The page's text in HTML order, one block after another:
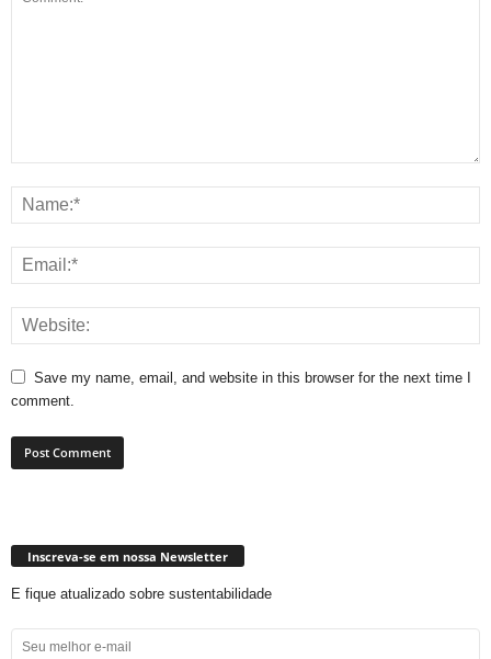
Save my name, email, and website in this browser for the next time I
comment.
Inscreva-se em nossa Newsletter
E fique atualizado sobre sustentabilidade